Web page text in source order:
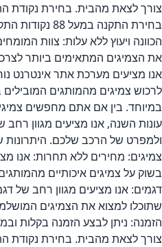
צורך לצאת מהבית. בחירת נקודת
בחירת התקנה
הכוונה ויעוץ ללא עלות: צוות
את הצמיגים המתאימים ביותר
אנו מציעים מערכת אתר אינטרנט
לרכוש צמיגים מהמותגים
במיוחד. בין אם אתם מחפשים צמיגי
עונות השנה, אנו מציעים מגוון
ולמפרט של הרכב שלכם. היתרונות
צמיגים: מחירים ללא תחרות: אנו
בשוק על צמיגים איכותיים
דגמים: אנו מציעים מגוון רחב של
שתוכלו למצוא את הצמיגים
הזמנה: ניתן לבצע הזמנה בקלות
צורך לצאת מהבית. בחירת נקודת